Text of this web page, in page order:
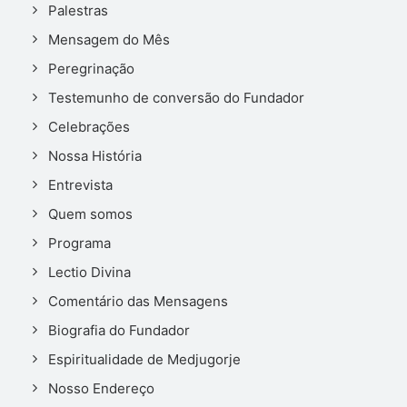
Palestras
Mensagem do Mês
Peregrinação
Testemunho de conversão do Fundador
Celebrações
Nossa História
Entrevista
Quem somos
Programa
Lectio Divina
Comentário das Mensagens
Biografia do Fundador
Espiritualidade de Medjugorje
Nosso Endereço